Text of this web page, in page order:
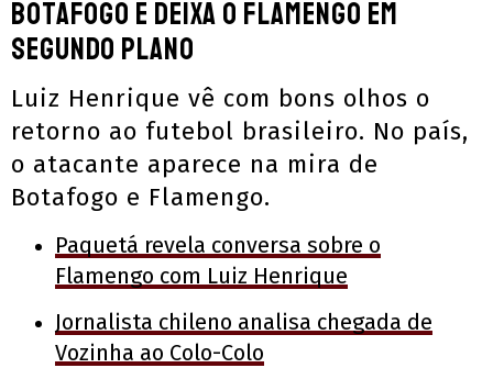
Botafogo e deixa o Flamengo em
segundo plano
Luiz Henrique vê com bons olhos o
retorno ao futebol brasileiro. No país,
o atacante aparece na mira de
Botafogo e Flamengo.
Paquetá revela conversa sobre o
Flamengo com Luiz Henrique
Jornalista chileno analisa chegada de
Vozinha ao Colo-Colo